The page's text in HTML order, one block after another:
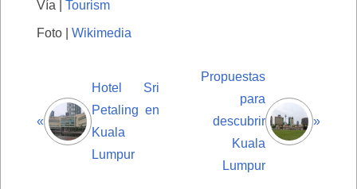
Vía | Tourism
Foto | Wikimedia
«
Hotel Sri
Petaling en
Kuala
Lumpur
Propuestas
para
descubrir
Kuala
Lumpur
»